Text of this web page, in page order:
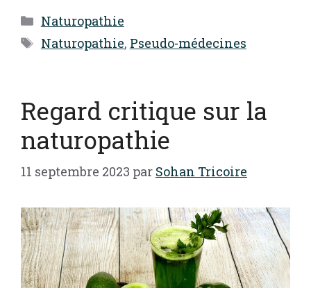
Catégories
Naturopathie
Étiquettes
Naturopathie, Pseudo-médecines
Regard critique sur la
naturopathie
11 septembre 2023 par Sohan Tricoire